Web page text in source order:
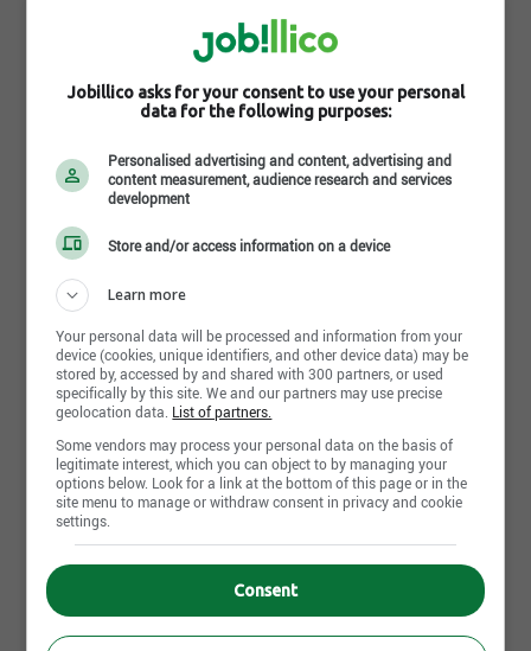
Partager cette page
Offres d'emploi 93
Jobillico asks for your consent to use your personal
data for the following purposes:
Personalised advertising and content, advertising and
content measurement, audience research and services
development
Store and/or access information on a device
Learn more
Your personal data will be processed and information from your
device (cookies, unique identifiers, and other device data) may be
stored by, accessed by and shared with 300 partners, or used
specifically by this site. We and our partners may use precise
geolocation data. List of partners.
Some vendors may process your personal data on the basis of
legitimate interest, which you can object to by managing your
options below. Look for a link at the bottom of this page or in the
site menu to manage or withdraw consent in privacy and cookie
settings.
Consent